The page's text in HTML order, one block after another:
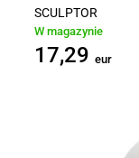
SCULPTOR
W magazynie
17,29 eur